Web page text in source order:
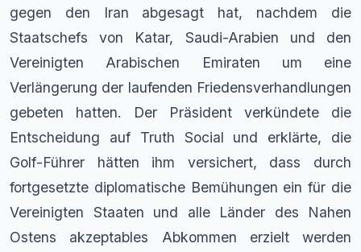
gegen den Iran abgesagt hat, nachdem die
Staatschefs von Katar, Saudi-Arabien und den
Vereinigten Arabischen Emiraten um eine
Verlängerung der laufenden Friedensverhandlungen
gebeten hatten. Der Präsident verkündete die
Entscheidung auf Truth Social und erklärte, die
Golf-Führer hätten ihm versichert, dass durch
fortgesetzte diplomatische Bemühungen ein für die
Vereinigten Staaten und alle Länder des Nahen
Ostens akzeptables Abkommen erzielt werden